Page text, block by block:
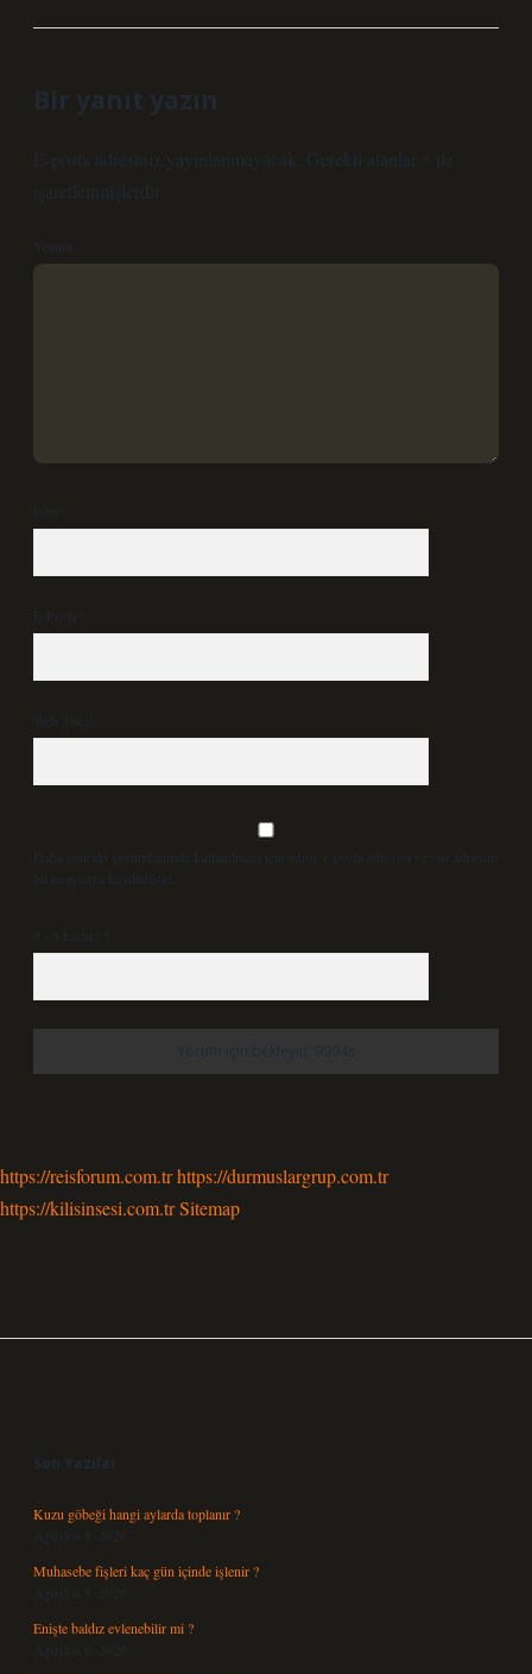
Bir yanıt yazın
E-posta adresiniz yayınlanmayacak. Gerekli alanlar
ile
işaretlenmişlerdir
Yorum
İsim*
E-Posta*
Web Sitesi
Daha sonraki yorumlarımda kullanılması için adım, e-posta adresim ve site adresim
bu tarayıcıya kaydedilsin.
9 - 5 kaçtır?
https://reisforum.com.trhttps://durmuslargrup.com.tr
https://kilisinsesi.com.trSitemap
Son Yazılar
Kuzu göbeği hangi aylarda toplanır ?
Ağustos 8, 2026
Muhasebe fişleri kaç gün içinde işlenir ?
Ağustos 8, 2026
Enişte baldız evlenebilir mi ?
Ağustos 6, 2026